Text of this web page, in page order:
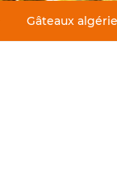
Gâteaux